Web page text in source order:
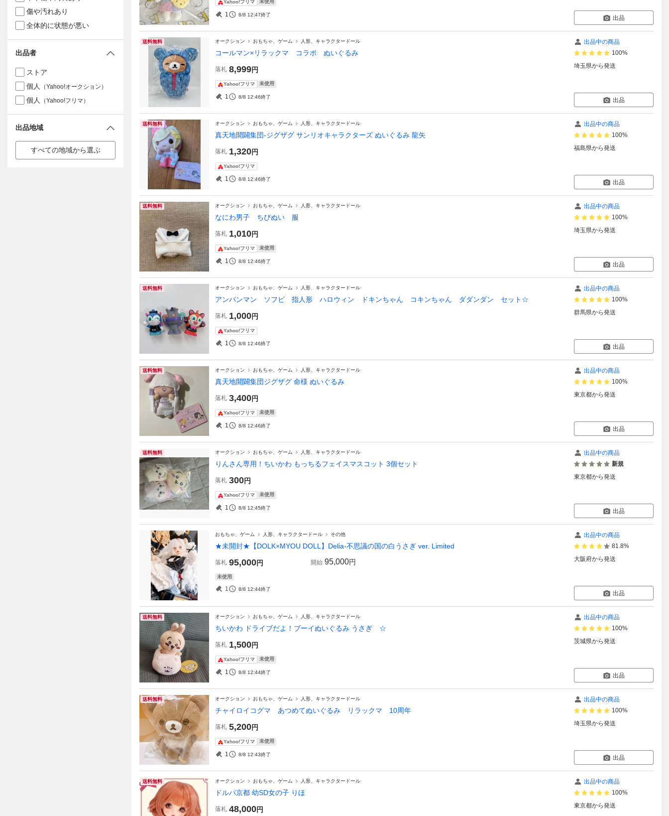
Yahoo!フリマ 未使用
1 8/8 12:47終了 出品
送料無料 オークション おもちゃ、ゲーム 人形、キャラクタードール
コールマン×リラックマ コラボ ぬいぐるみ
落札 8,999円
Yahoo!フリマ 未使用
1 8/8 12:46終了
出品中の商品
100%
埼玉県から発送
出品
送料無料 オークション おもちゃ、ゲーム 人形、キャラクタードール
真天地開闢集団-ジグザグ サンリオキャラクターズ ぬいぐるみ 龍矢
落札 1,320円
Yahoo!フリマ
1 8/8 12:46終了
出品中の商品
100%
福島県から発送
出品
送料無料 オークション おもちゃ、ゲーム 人形、キャラクタードール
なにわ男子 ちびぬい 服
落札 1,010円
Yahoo!フリマ 未使用
1 8/8 12:46終了
出品中の商品
100%
埼玉県から発送
出品
送料無料 オークション おもちゃ、ゲーム 人形、キャラクタードール
アンパンマン ソフビ 指人形 ハロウィン ドキンちゃん コキンちゃん ダダンダン セット☆
落札 1,000円
Yahoo!フリマ
1 8/8 12:46終了
出品中の商品
100%
群馬県から発送
出品
送料無料 オークション おもちゃ、ゲーム 人形、キャラクタードール
真天地開闢集団ジグザグ 命様 ぬいぐるみ
落札 3,400円
Yahoo!フリマ 未使用
1 8/8 12:46終了
出品中の商品
100%
東京都から発送
出品
送料無料 オークション おもちゃ、ゲーム 人形、キャラクタードール
りんさん専用！ちいかわ もっちるフェイスマスコット 3個セット
落札 300円
Yahoo!フリマ 未使用
1 8/8 12:45終了
出品中の商品
新規
東京都から発送
出品
おもちゃ、ゲーム 人形、キャラクタードール その他
★未開封★【DOLK×MYOU DOLL】Delia-不思議の国の白うさぎ ver. Limited
落札 95,000円 開始 95,000円
未使用
1 8/8 12:44終了
出品中の商品
81.8%
大阪府から発送
出品
送料無料 オークション おもちゃ、ゲーム 人形、キャラクタードール
ちいかわ ドライブだよ！ブーイぬいぐるみ うさぎ ☆
落札 1,500円
Yahoo!フリマ 未使用
1 8/8 12:44終了
出品中の商品
100%
茨城県から発送
出品
送料無料 オークション おもちゃ、ゲーム 人形、キャラクタードール
チャイロイコグマ あつめてぬいぐるみ リラックマ 10周年
落札 5,200円
Yahoo!フリマ 未使用
1 8/8 12:43終了
出品中の商品
100%
埼玉県から発送
出品
送料無料 オークション おもちゃ、ゲーム 人形、キャラクタードール
ドルパ京都 幼SD女の子 りほ
落札 48,000円
出品中の商品
100%
東京都から発送
傷や汚れあり
全体的に状態が悪い
出品者
ストア
個人
（Yahoo!オークション）
個人 （Yahoo!フリマ）
出品地域
すべての地域から選ぶ